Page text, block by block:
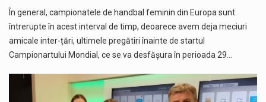
În general, campionatele de handbal feminin din Europa sunt
întrerupte în acest interval de timp, deoarece avem deja meciuri
amicale inter-țări, ultimele pregătiri înainte de startul
Campionartului Mondial, ce se va desfășura în perioada 29…